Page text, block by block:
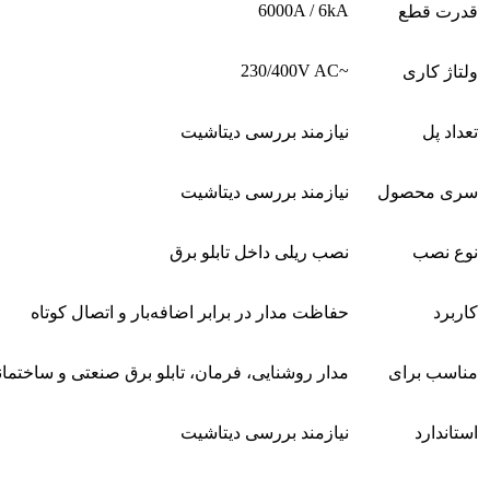
قدرت قطع 6000A / 6kA
ولتاژ کاری ~230/400V AC
تعداد پل نیازمند بررسی دیتاشیت
سری محصول نیازمند بررسی دیتاشیت
نوع نصب نصب ریلی داخل تابلو برق
کاربرد حفاظت مدار در برابر اضافه‌بار و اتصال کوتاه
مناسب برای مدار روشنایی، فرمان، تابلو برق صنعتی و
استاندارد نیازمند بررسی دیتاشیت